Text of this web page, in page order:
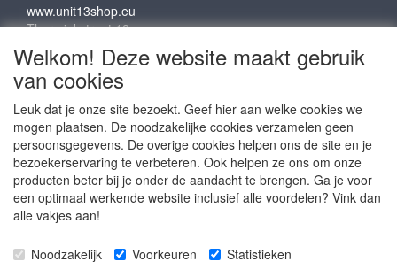
www.unit13shop.eu
Thermiekstraat 12
6361 HB Nuth
info@unit13shop.eu
Sociale media
RESERVED to © Unit 13 Outdoor Adventures
Welkom! Deze website maakt gebruik
van cookies
Leuk dat je onze site bezoekt. Geef hier aan welke cookies we
mogen plaatsen. De noodzakelijke cookies verzamelen geen
persoonsgegevens. De overige cookies helpen ons de site en je
bezoekerservaring te verbeteren. Ook helpen ze ons om onze
producten beter bij je onder de aandacht te brengen. Ga je voor
een optimaal werkende website inclusief alle voordelen? Vink dan
alle vakjes aan!
Noodzakelijk Voorkeuren Statistieken